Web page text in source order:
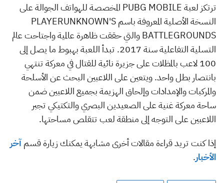
ترتكز لعبةPUBG MOBILE المخصصة للهواتف الجوالة على
النسخة الأصلية المعروفة باسمPLAYERUNKNOWN'S
BATTLEGROUNDSوالتي حققت ظاهرة عالمية واجتاحت عالم
التسلية التفاعلية سنة 2017. تبدأ اللعبة بهبوط ما يصل إلى
100 لاعب بالمظلات على جزيرة نائية للقتال في معركة تنتهي
بانتصار بطل واحد. ويتعين على اللاعبين البحث عن الأسلحة
والمركبات والإمدادات وإلحاق الهزيمة بجميع اللاعبين ضمن
ساحة معركة غنية على الصعيدين البصري والتكتيكي تجبر
اللاعبين على التوجه إلى منطقة لعب تتقلص مساحتها.
إذا كنت تريد قراءة مقالات أخرى مشابهة يمكنك زيارة قسمآخر
الأخبار.